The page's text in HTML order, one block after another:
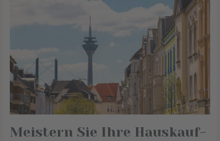
Meistern Sie Ihre Hauskauf-
umfassender
Leitfaden
von
Grundlagen
Expertentipps